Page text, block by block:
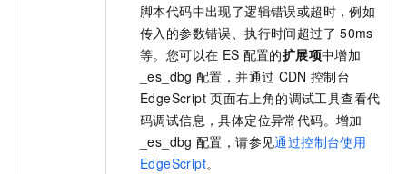
脚本代码中出现了逻辑错误或超时，例如
传入的参数错误、执行时间超过了 50ms
等。您可以在 ES 配置的扩展项中增加
_es_dbg 配置，并通过 CDN 控制台
EdgeScript 页面右上角的调试工具查看代
码调试信息，具体定位异常代码。增加
_es_dbg 配置，请参见通过控制台使用
EdgeScript。